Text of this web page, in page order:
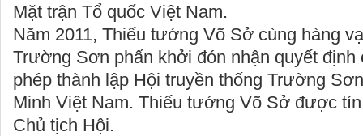
Mặt trận Tổ quốc Việt Nam.
Năm 2011, Thiếu tướng Võ Sở cùng hàng
Trường Sơn phấn khởi đón nhận quyết định
phép thành lập Hội truyền thống Trường
Minh Việt Nam. Thiếu tướng Võ Sở được
Chủ tịch Hội.